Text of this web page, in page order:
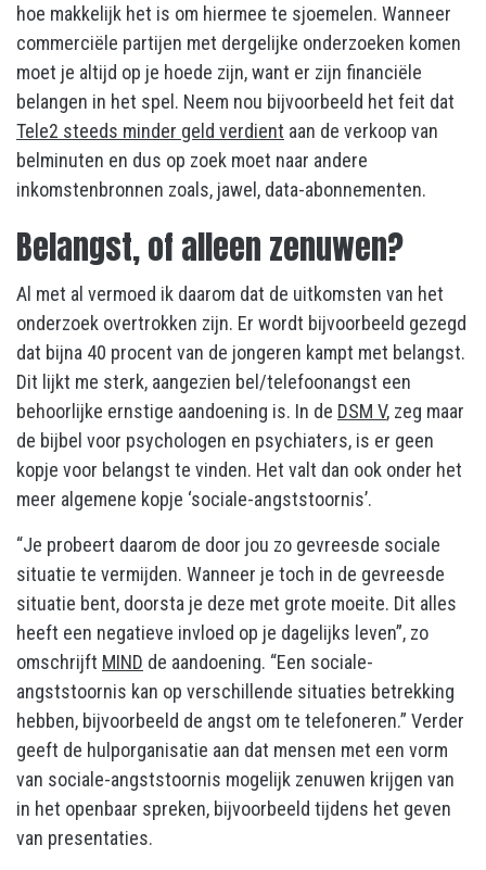
hoe makkelijk het is om hiermee te sjoemelen. Wanneer
commerciële partijen met dergelijke onderzoeken komen
moet je altijd op je hoede zijn, want er zijn financiële
belangen in het spel. Neem nou bijvoorbeeld het feit dat
Tele2 steeds minder geld verdient aan de verkoop van
belminuten en dus op zoek moet naar andere
inkomstenbronnen zoals, jawel, data-abonnementen.
Belangst, of alleen zenuwen?
Al met al vermoed ik daarom dat de uitkomsten van het
onderzoek overtrokken zijn. Er wordt bijvoorbeeld gezegd
dat bijna 40 procent van de jongeren kampt met belangst.
Dit lijkt me sterk, aangezien bel/telefoonangst een
behoorlijke ernstige aandoening is. In de DSM V, zeg maar
de bijbel voor psychologen en psychiaters, is er geen
kopje voor belangst te vinden. Het valt dan ook onder het
meer algemene kopje ‘sociale-angststoornis’.
“Je probeert daarom de door jou zo gevreesde sociale
situatie te vermijden. Wanneer je toch in de gevreesde
situatie bent, doorsta je deze met grote moeite. Dit alles
heeft een negatieve invloed op je dagelijks leven”, zo
omschrijft MIND de aandoening. “Een sociale-
angststoornis kan op verschillende situaties betrekking
hebben, bijvoorbeeld de angst om te telefoneren.” Verder
geeft de hulporganisatie aan dat mensen met een vorm
van sociale-angststoornis mogelijk zenuwen krijgen van
in het openbaar spreken, bijvoorbeeld tijdens het geven
van presentaties.